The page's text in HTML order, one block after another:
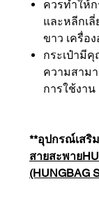
ควรทำให้
และหลีกเ
ขาว เครื่อ
กระเป๋ามี
ความสาม
การใช้งา
**อุปกรณ์เสริม
สายสะพาย
(HUNGBAG